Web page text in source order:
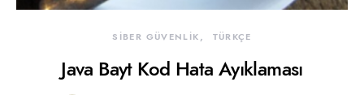
SİBER GÜVENLİK TÜRKÇE
Java Bayt Kod Hata Ayıklaması